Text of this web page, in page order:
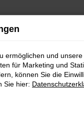
ermöglichen und
für Marketing und
können Sie die
Sie hier: